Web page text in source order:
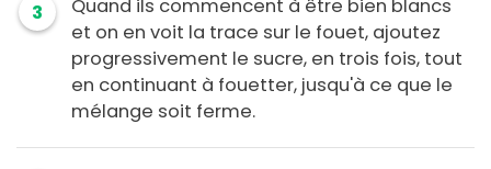
3
Quand ils commencent à être bien blancs
et on en voit la trace sur le fouet, ajoutez
progressivement le sucre, en trois fois, tout
en continuant à fouetter, jusqu'à ce que le
mélange soit ferme.